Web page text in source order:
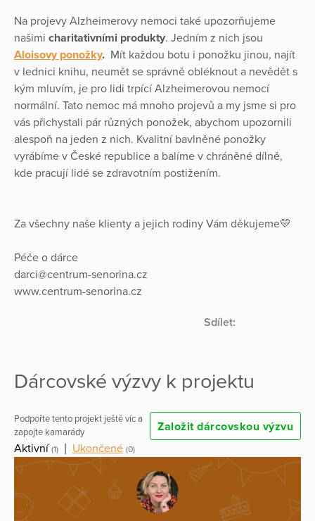
Na projevy Alzheimerovy nemoci také upozorňujeme
našimi charitativními produkty. Jedním z nich jsou
Aloisovy ponožky. Mít každou botu i ponožku jinou, najít
v lednici knihu, neumět se správně obléknout a nevědět s
kým mluvím, je pro lidi trpící Alzheimerovou nemocí
normální. Tato nemoc má mnoho projevů a my jsme si pro
vás přichystali pár různých ponožek, abychom upozornili
alespoň na jeden z nich. Kvalitní bavlněné ponožky
vyrábíme v České republice a balíme v chráněné dílně,
kde pracují lidé se zdravotním postižením.
Za všechny naše klienty a jejich rodiny Vám děkujeme💛
Péče o dárce
darci@centrum-senorina.cz
www.centrum-senorina.cz
Sdílet:
Dárcovské výzvy k projektu
Podpořte tento projekt ještě víc a
zapojte kamarády
Založit dárcovskou výzvu
Aktivní (1) | Ukončené (0)